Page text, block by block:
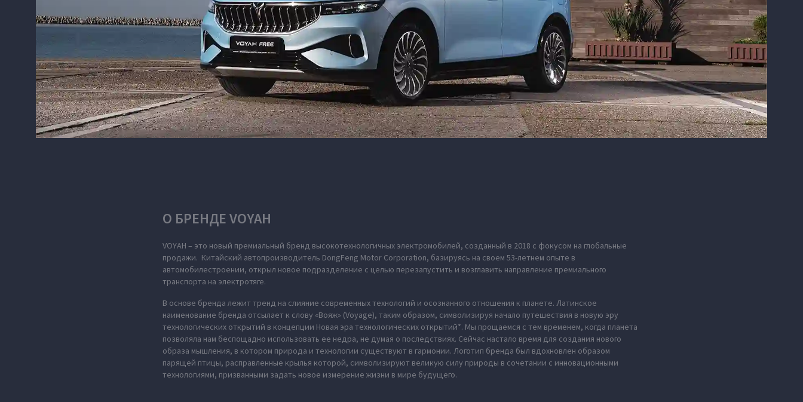
О БРЕНДЕ VOYAH
VOYAH – это новый премиальный бренд высокотехнологичных электромобилей, созданный в 2018 с фокусом на глобальные
продажи. Китайский автопроизводитель DongFeng Motor Corporation, базируясь на своем 53-летнем опыте в
автомобилестроении, открыл новое подразделение с целью перезапустить и возглавить направление премиального
транспорта на электротяге.
В основе бренда лежит тренд на слияние современных технологий и осознанного отношения к планете. Латинское
наименование бренда отсылает к слову «Вояж» (Voyage), таким образом, символизируя начало путешествия в новую эру
технологических открытий в концепции Новая эра технологических открытий*. Мы прощаемся с тем временем, когда планета
позволяла нам беспощадно использовать ее недра, не думая о последствиях. Сейчас настало время для создания нового
образа мышления, в котором природа и технологии существуют в гармонии. Логотип бренда был вдохновлен образом
парящей птицы, расправленные крылья которой, символизируют великую силу природы в сочетании с инновационными
технологиями, призванными задать новое измерение жизни в мире будущего.